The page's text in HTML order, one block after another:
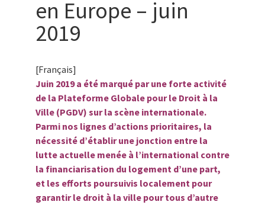
en Europe – juin
2019
[Français]
Juin 2019 a été marqué par une forte activité
de la Plateforme Globale pour le Droit à la
Ville (PGDV) sur la scène internationale.
Parmi nos lignes d’actions prioritaires, la
nécessité d’établir une jonction entre la
lutte actuelle menée à l’international contre
la financiarisation du logement d’une part,
et les efforts poursuivis localement pour
garantir le droit à la ville pour tous d’autre